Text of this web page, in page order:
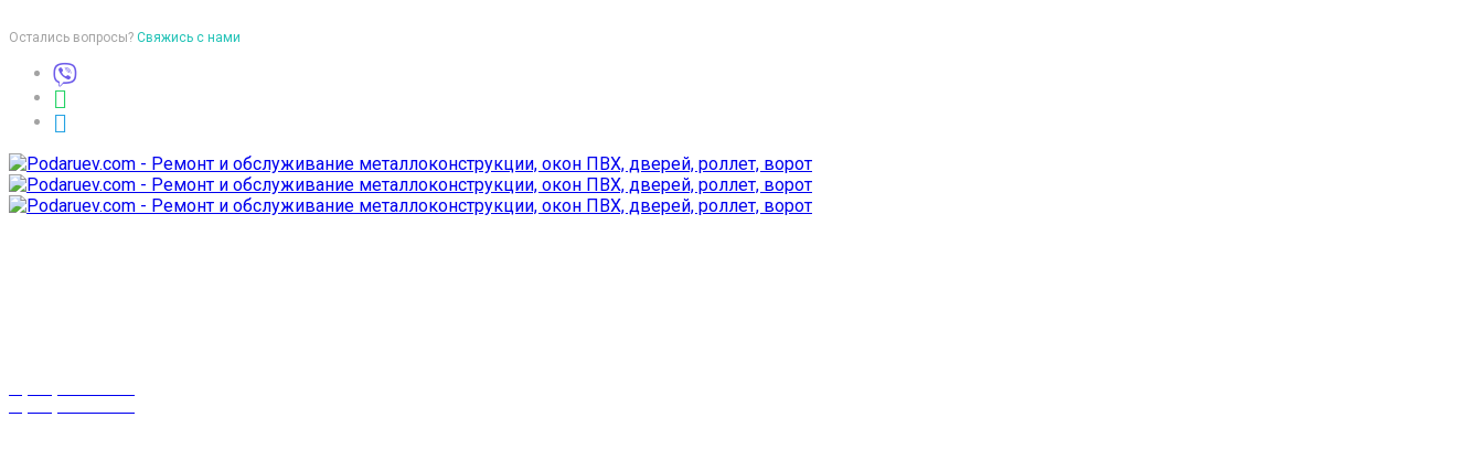
Остались вопросы? Свяжись с нами